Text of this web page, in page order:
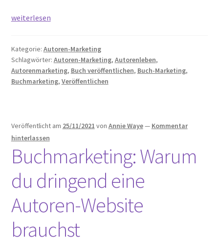
Signieraktionen,
farbige
Buchschnitte:
Ist
nicht
mehr
gut
genug?
weiterlesen
Kategorie: Autoren-Marketing
Schlagwörter: Autoren-Marketing, Autorenleben,
Autorenmarketing, Buch veröffentlichen, Buch-Marketing,
Buchmarketing, Veröffentlichen
Veröffentlicht am 25/11/2021 von Annie Waye— Kommentar
hinterlassen
Buchmarketing: Warum
du dringend eine
Autoren-Website
brauchst